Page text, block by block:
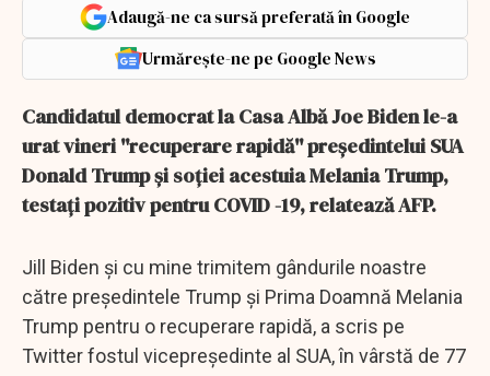
Adaugă-ne ca sursă preferată în Google
Urmărește-ne pe Google News
Candidatul democrat la Casa Albă Joe Biden le-a
urat vineri ''recuperare rapidă'' preşedintelui SUA
Donald Trump şi soţiei acestuia Melania Trump,
testaţi pozitiv pentru COVID -19, relatează AFP.
Jill Biden şi cu mine trimitem gândurile noastre
către preşedintele Trump şi Prima Doamnă Melania
Trump pentru o recuperare rapidă, a scris pe
Twitter fostul vicepreşedinte al SUA, în vârstă de 77